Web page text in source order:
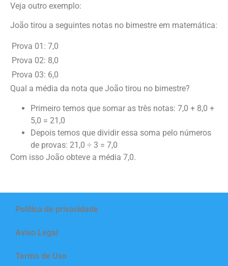
Veja outro exemplo:
João tirou a seguintes notas no bimestre em matemática:
Prova 01: 7,0
Prova 02: 8,0
Prova 03: 6,0
Qual a média da nota que João tirou no bimestre?
Primeiro temos que somar as três notas: 7,0 + 8,0 +
5,0 = 21,0
Depois temos que dividir essa soma pelo números
de provas: 21,0 ÷ 3 = 7,0
Com isso João obteve a média 7,0.
Política de privacidade
Aviso Legal
Termo de Uso